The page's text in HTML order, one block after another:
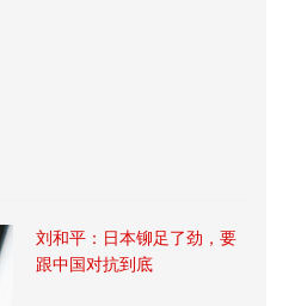
刘和平：日本铆足了劲，要
跟中国对抗到底